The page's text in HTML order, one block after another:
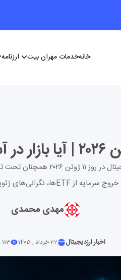
خانهخدمات مهران بیت ارزنامه
بازار ارزهای دیجیتال در روز
خروج سرمایه از ETFها، نگرانی‌های ژئوپلیتیکی …
مهدی محمدی
اخبار ارزدیجیتال 22 خرداد , 1405 113 بازدید